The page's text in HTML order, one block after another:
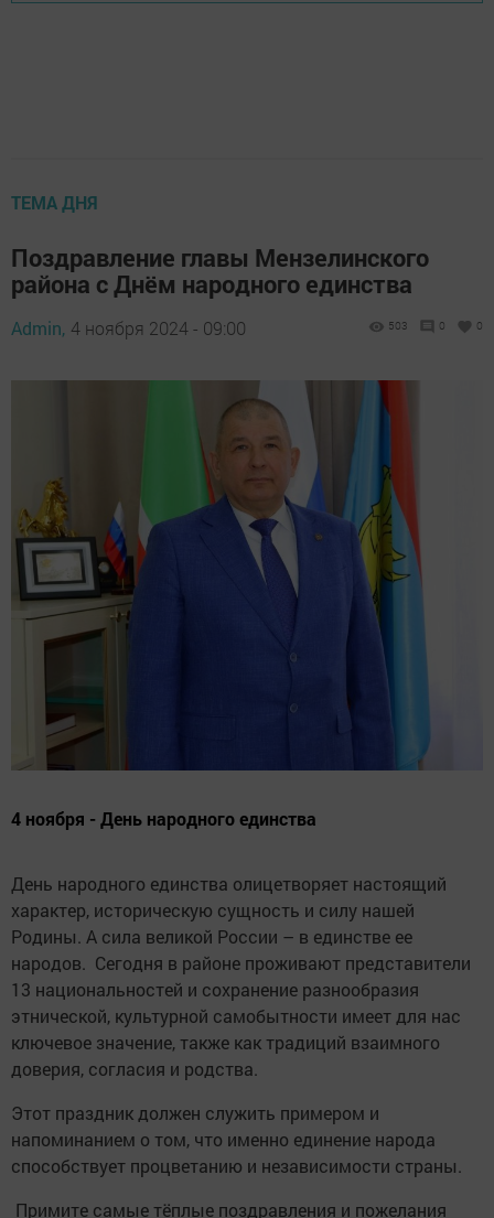
ТЕМА ДНЯ
Поздравление главы Мензелинского
района с Днём народного единства
Admin, 4 ноября 2024 - 09:00 503 0 0
4 ноября - День народного единства
День народного единства олицетворяет настоящий
характер, историческую сущность и силу нашей
Родины. А сила великой России – в единстве ее
народов. Сегодня в районе проживают представители
13 национальностей и сохранение разнообразия
этнической, культурной самобытности имеет для нас
ключевое значение, также как традиций взаимного
доверия, согласия и родства.
Этот праздник должен служить примером и
напоминанием о том, что именно единение народа
способствует процветанию и независимости страны.
Примите самые тёплые поздравления и пожелания